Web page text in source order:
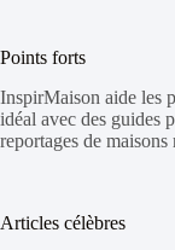
Points forts
InspirMaison aide les
idéal avec des guides
reportages de maisons
Articles célèbres